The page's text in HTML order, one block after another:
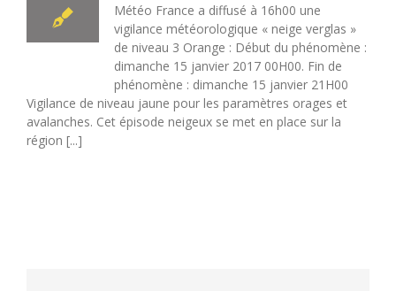
Météo France a diffusé à 16h00 une
vigilance météorologique « neige verglas »
de niveau 3 Orange : Début du phénomène :
dimanche 15 janvier 2017 00H00. Fin de
phénomène : dimanche 15 janvier 21H00
Vigilance de niveau jaune pour les paramètres orages et
avalanches. Cet épisode neigeux se met en place sur la
région [...]